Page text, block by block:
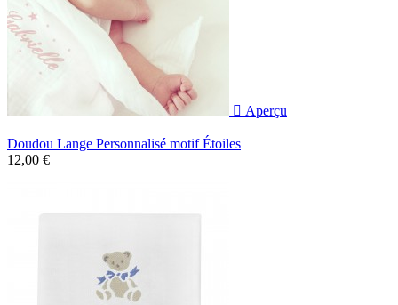
 Aperçu
Doudou Lange Personnalisé motif Étoiles
12,00 €